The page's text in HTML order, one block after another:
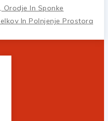
Orodje In Sponke
In Polnjenje Prostora